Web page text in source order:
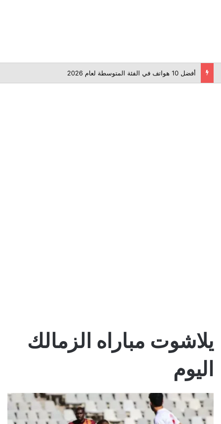
أفضل 10 هواتف في الفئة المتوسطة لعام 2026
يلاشوت مباراه الزمالك
اليوم